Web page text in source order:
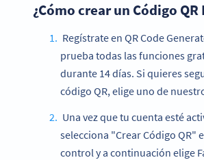
¿Cómo crear un Código QR
Regístrate en QR Code
prueba todas las funciones
durante 14 días. Si quieres
código QR, elige uno de
Una vez que tu cuenta esté
selecciona "Crear Código QR"
control y a continuación elige